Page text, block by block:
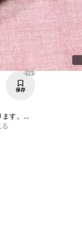
2191
保存
す。
ださいね。